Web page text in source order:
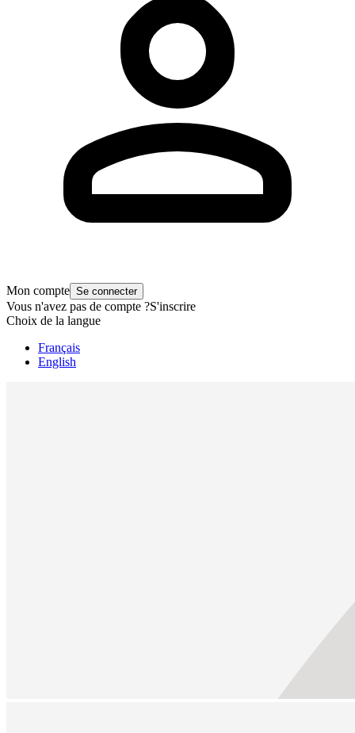
Mon compte Se connecter
Vous n'avez pas de compte ?S'inscrire
Choix de la langue
Français
English